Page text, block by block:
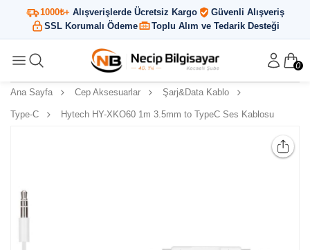
1000₺+ Alışverişlerde Ücretsiz Kargo
Güvenli Alışveriş
SSL Korumalı Ödeme
Toplu Alım ve Tedarik Desteği
0
Ana Sayfa Cep Aksesuarlar Şarj&Data Kablo
Type-C Hytech HY-XKO60 1m 3.5mm to TypeC Ses Kablosu